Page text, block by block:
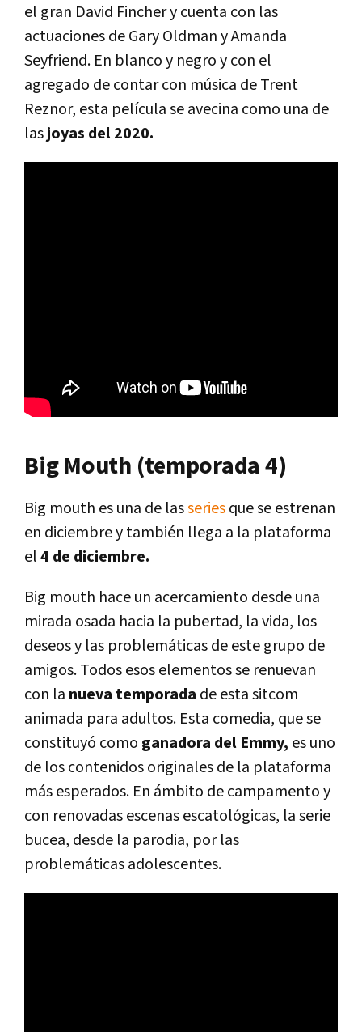
el gran David Fincher y cuenta con las
actuaciones de Gary Oldman y Amanda
Seyfriend. En blanco y negro y con el
agregado de contar con música de Trent
Reznor, esta película se avecina como una de
lasjoyas del 2020.
Big Mouth (temporada 4)
Big mouth es una de lasseriesque se estrenan
en diciembre y también llega a la plataforma
el4 de diciembre.
Big mouth hace un acercamiento desde una
mirada osada hacia la pubertad, la vida, los
deseos y las problemáticas de este grupo de
amigos. Todos esos elementos se renuevan
con la nueva temporada de esta sitcom
animada para adultos. Esta comedia, que se
constituyó como ganadora del Emmy, es uno
de los contenidos originales de la plataforma
más esperados. En ámbito de campamento y
con renovadas escenas escatológicas, la serie
bucea, desde la parodia, por las
problemáticas adolescentes.